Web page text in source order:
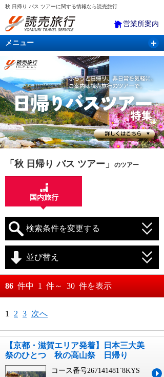
秋 日帰り バス ツアーに関する情報なら読売旅行
営業所案内
メニュー
国内旅行 バスツアー 海外旅行 クルーズ
航空・ＪＲ＋宿泊 航空券＆ホテル
「秋 日帰り バス ツアー」 のツアー
国内旅行
検索条件を変更する
月 日
並び替え
おすすめ順
料金が高い順
86 件中 1 件～ 30 件を表示
1 2 3 次へ
【京都・滋賀エリア発着】日本三大美
祭のひとつ 秋の高山祭 日帰り
コース番号267141481`8KYS